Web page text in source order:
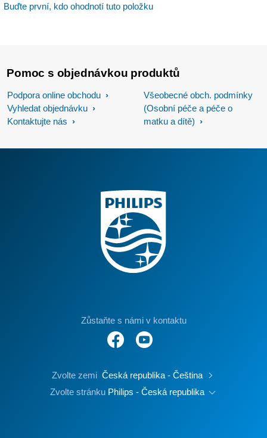
Buďte první, kdo ohodnotí tuto položku
Pomoc s objednávkou produktů
Podpora online obchodu
Vyhledat objednávku
Kontaktujte nás
Všeobecné obch. podmínky
(Osobní péče a péče o
matku a dítě)
Zůstaňte s námi v kontaktu
Zvolte zemi Česká republika - Čeština
Zvolte stránku Philips - Česká republika